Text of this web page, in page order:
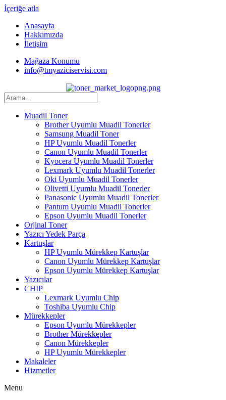
İçeriğe atla
Anasayfa
Hakkımızda
İletişim
Mağaza Konumu
info@tmyaziciservisi.com
Muadil Toner
Brother Uyumlu Muadil Tonerler
Samsung Muadil Toner
HP Uyumlu Muadil Tonerler
Canon Uyumlu Muadil Tonerler
Kyocera Uyumlu Muadil Tonerler
Lexmark Uyumlu Muadil Tonerler
Oki Uyumlu Muadil Tonerler
Olivetti Uyumlu Muadil Tonerler
Panasonic Uyumlu Muadil Tonerler
Pantum Uyumlu Muadil Tonerler
Epson Uyumlu Muadil Tonerler
Orjinal Toner
Yazıcı Yedek Parça
Kartuşlar
HP Uyumlu Mürekkep Kartuşlar
Canon Uyumlu Mürekkep Kartuşlar
Epson Uyumlu Mürekkep Kartuşlar
Yazıcılar
CHIP
Lexmark Uyumlu Chip
Toshiba Uyumlu Chip
Mürekkepler
Epson Uyumlu Mürekkepler
Brother Mürekkepler
Canon Mürekkepler
HP Uyumlu Mürekkepler
Makaleler
Hizmetler
Menu